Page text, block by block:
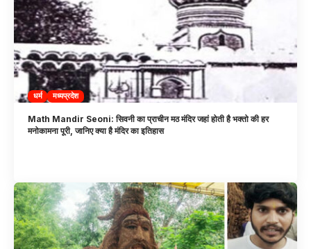
धर्म मध्यप्रदेश
Math Mandir Seoni: सिवनी का प्राचीन मठ मंदिर जहां होती है भक्तो की हर
मनोकामना पूरी, जानिए क्या है मंदिर का इतिहास